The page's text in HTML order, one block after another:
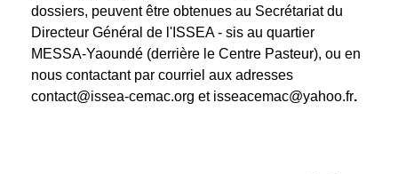
dossiers, peuvent être obtenues au Secrétariat du
Directeur Général de l'ISSEA - sis au quartier
MESSA-Yaoundé (derrière le Centre Pasteur), ou en
nous contactant par courriel aux adresses
contact@issea-cemac.org et isseacemac@yahoo.fr.